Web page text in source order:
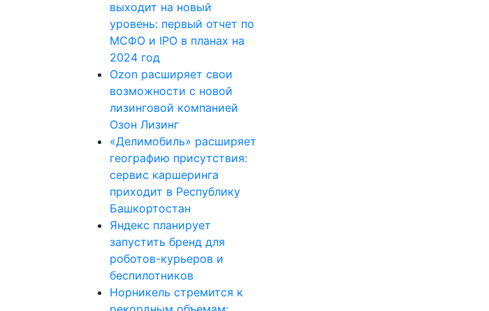
выходит на новый
уровень: первый отчет по
МСФО и IPO в планах на
2024 год
Ozon расширяет свои
возможности с новой
лизинговой компанией
Озон Лизинг
«Делимобиль» расширяет
географию присутствия:
сервис каршеринга
приходит в Республику
Башкортостан
Яндекс планирует
запустить бренд для
роботов-курьеров и
беспилотников
Норникель стремится к